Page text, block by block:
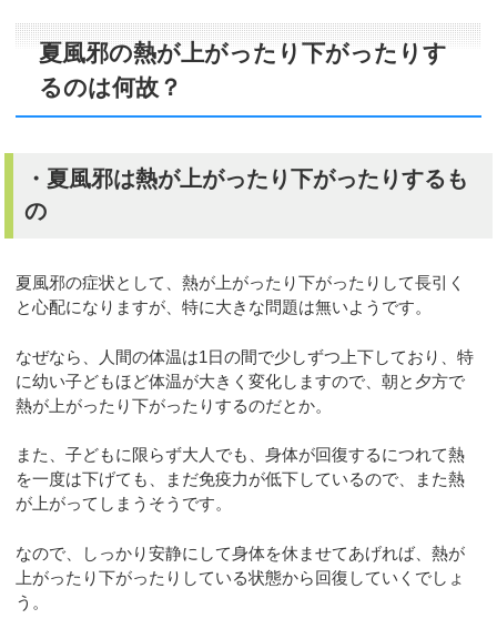
夏風邪の熱が上がったり下がったりす
るのは何故？
・夏風邪は熱が上がったり下がったりするも
の
夏風邪の症状として、熱が上がったり下がったりして長引く
と心配になりますが、特に大きな問題は無いようです。
なぜなら、人間の体温は1日の間で少しずつ上下しており、特
に幼い子どもほど体温が大きく変化しますので、朝と夕方で
熱が上がったり下がったりするのだとか。
また、子どもに限らず大人でも、身体が回復するにつれて熱
を一度は下げても、まだ免疫力が低下しているので、また熱
が上がってしまうそうです。
なので、しっかり安静にして身体を休ませてあげれば、熱が
上がったり下がったりしている状態から回復していくでしょ
う。